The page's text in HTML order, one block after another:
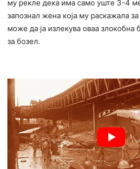
му рекле дека има само уште 3-4
запознал жена која му раскажала за
може да ја излекува оваа злокобна
за бозел.